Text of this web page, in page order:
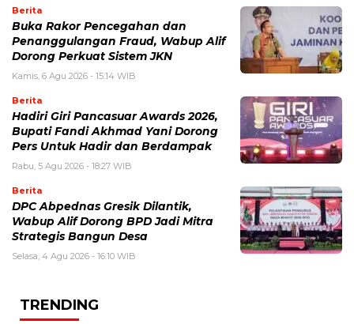
Berita
Buka Rakor Pencegahan dan
Penanggulangan Fraud, Wabup Alif
Dorong Perkuat Sistem JKN
Kamis, 6 Agu 2026 - 15:14 WIB
Berita
Hadiri Giri Pancasuar Awards 2026,
Bupati Fandi Akhmad Yani Dorong
Pers Untuk Hadir dan Berdampak
Rabu, 5 Agu 2026 - 18:27 WIB
Berita
DPC Abpednas Gresik Dilantik,
Wabup Alif Dorong BPD Jadi Mitra
Strategis Bangun Desa
Selasa, 4 Agu 2026 - 16:10 WIB
TRENDING